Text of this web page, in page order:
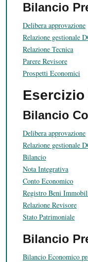
Bilancio
Delibera approvazione
Relazione gestionale
Relazione Tecnica
Parere Revisore
Prospetti Economici
Esercizio
Bilancio
Delibera approvazione
Relazione gestionale
Bilancio
Nota Integrativa
Conto Economico
Registro Beni
Relazione Revisore
Stato Patrimoniale
Bilancio
Bilancio Economico